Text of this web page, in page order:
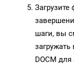
шаги, вы
DOCM